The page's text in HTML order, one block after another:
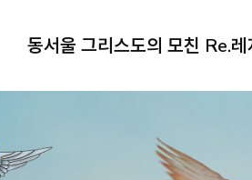
동서울 그리스도의 모친 Re.